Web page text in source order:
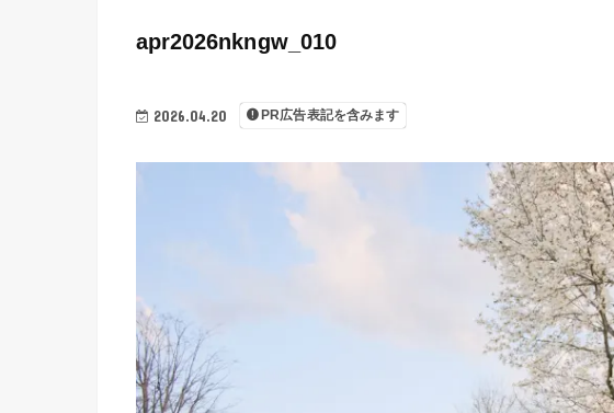
2026.04.20 PR広告表記を含みます
apr2026nkngw_010